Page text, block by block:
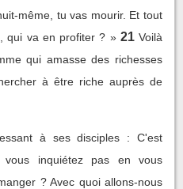
même, tu vas mourir. Et tout
qui va en profiter ? » 21 Voilà
qui amasse des richesses
à être riche auprès de
à ses disciples : C'est
inquiétez pas en vous
? Avec quoi allons-nous